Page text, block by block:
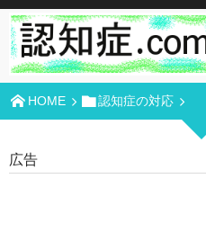
HOME 認知症の対応
広告